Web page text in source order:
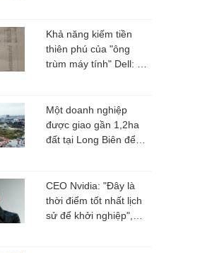
cũng đẹp như trong
ảnh"
Khả năng kiếm tiền
thiên phú của "ông
trùm máy tính" Dell: 12
kiếm 11 tỷ đồng
Một doanh nghiệp
được giao gần 1,2ha
đất tại Long Biên để
CEO Nvidia: "Đây là
thời điểm tốt nhất lịch
sử để khởi nghiệp",